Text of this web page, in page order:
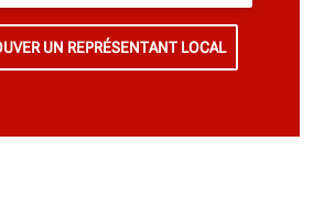
UN REPRÉSENTANT LOCAL